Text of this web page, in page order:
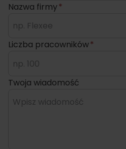
Nazwa firmy*
Liczba pracowników*
Twoja wiadomość